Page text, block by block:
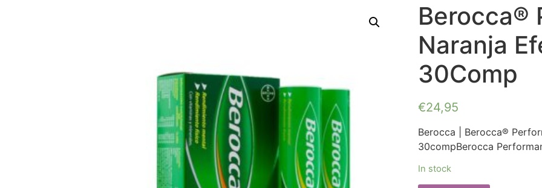
Berocca®
Naranja
30Comp
€24,95
Berocca | Berocca®
30compBerocca
In stock